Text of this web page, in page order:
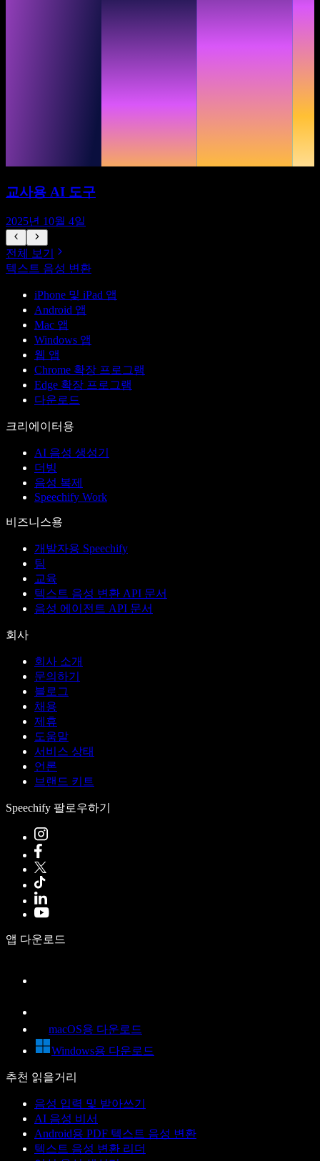
교사용 AI 도구
2025년 10월 4일
전체 보기
텍스트 음성 변환
iPhone 및 iPad 앱
Android 앱
Mac 앱
Windows 앱
웹 앱
Chrome 확장 프로그램
Edge 확장 프로그램
다운로드
크리에이터용
AI 음성 생성기
더빙
음성 복제
Speechify Work
비즈니스용
개발자용 Speechify
팀
교육
텍스트 음성 변환 API 문서
음성 에이전트 API 문서
회사
회사 소개
문의하기
블로그
채용
제휴
도움말
서비스 상태
언론
브랜드 키트
Speechify 팔로우하기
앱 다운로드
macOS용 다운로드
Windows용 다운로드
추천 읽을거리
음성 입력 및 받아쓰기
AI 음성 비서
Android용 PDF 텍스트 음성 변환
텍스트 음성 변환 리더